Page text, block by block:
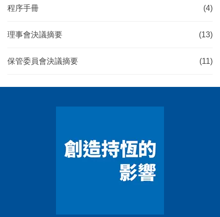
程序手冊 (4)
理事會決議摘要 (13)
保管委員會決議摘要 (11)